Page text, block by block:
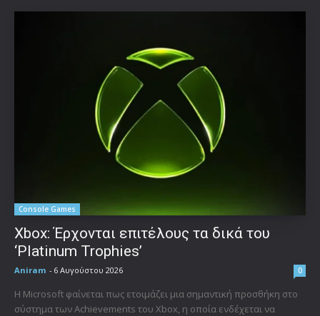
Console Games
Xbox: Έρχονται επιτέλους τα δικά του
‘Platinum Trophies’
Aniram - 6 Αυγούστου 2026 0
Η Microsoft φαίνεται πως ετοιμάζει μια σημαντική προσθήκη στο
σύστημα των Achievements του Xbox, η οποία ενδέχεται να